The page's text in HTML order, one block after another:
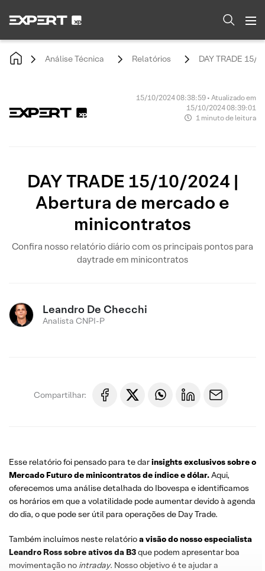
Análise Técnica Relatórios DAY TRADE 15/
15/10/2024 08:38:59 • Atualizado em
15/10/2024 08:39:01
1 minuto de leitura
DAY TRADE 15/10/2024 |
Abertura de mercado e
minicontratos
Confira nosso relatório diário com os principais pontos para
daytrade em minicontratos
Leandro De Checchi
Analista CNPI-P
Compartilhar:
Esse relatório foi pensado para te darinsights exclusivos sobre o
Mercado Futurode minicontratos de índice e dólar.Aqui,
oferecemos uma análise detalhada do Ibovespa e identificamos
os horários em que a volatilidade pode aumentar devido à agenda
do dia, o que pode ser útil para operações de Day Trade.
Também incluímos neste relatórioa visão do nosso especialista
Leandro Rosssobreativos da B3que podem apresentar boa
movimentação no intraday. Nosso objetivo é te ajudar a